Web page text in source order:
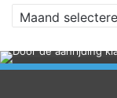
r
h